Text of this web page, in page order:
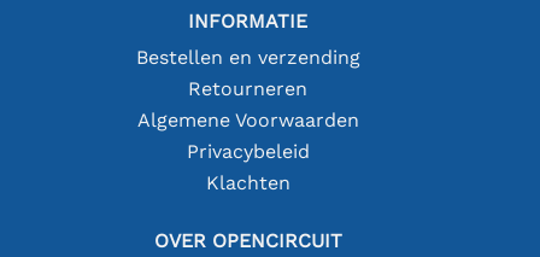
INFORMATIE
Bestellen en verzending
Retourneren
Algemene Voorwaarden
Privacybeleid
Klachten
OVER OPENCIRCUIT